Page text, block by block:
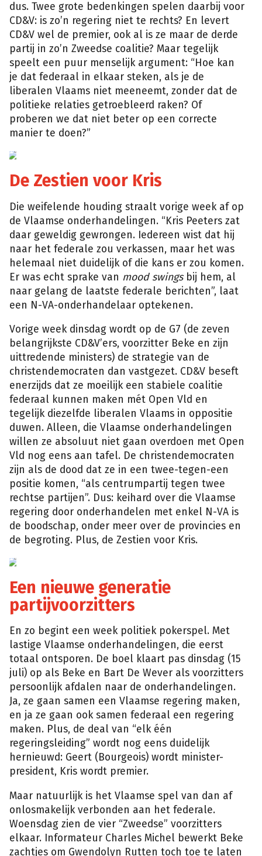
dus. Twee grote bedenkingen spelen daarbij voor
CD&V: is zo’n regering niet te rechts? En levert
CD&V wel de premier, ook al is ze maar de derde
partij in zo’n Zweedse coalitie? Maar tegelijk
speelt een puur menselijk argument: “Hoe kan
je dat federaal in elkaar steken, als je de
liberalen Vlaams niet meeneemt, zonder dat de
politieke relaties getroebleerd raken? Of
proberen we dat niet beter op een correcte
manier te doen?”
Dieter
Telemans/ID
De Zestien voor Kris
Die weifelende houding straalt vorige week af op
de Vlaamse onderhandelingen. “Kris Peeters zat
daar geweldig gewrongen. Iedereen wist dat hij
naar het federale zou verkassen, maar het was
helemaal niet duidelijk of die kans er zou komen.
Er was echt sprake van mood swingsbij hem, al
naar gelang de laatste federale berichten”, laat
een N-VA-onderhandelaar optekenen.
Vorige week dinsdag wordt op de G7 (de zeven
belangrijkste CD&V’ers, voorzitter Beke en zijn
uittredende ministers) de strategie van de
christendemocraten dan vastgezet. CD&V beseft
enerzijds dat ze moeilijk een stabiele coalitie
federaal kunnen maken mét Open Vld en
tegelijk diezelfde liberalen Vlaams in oppositie
duwen. Alleen, die Vlaamse onderhandelingen
willen ze absoluut niet gaan overdoen met Open
Vld nog eens aan tafel. De christendemocraten
zijn als de dood dat ze in een twee-tegen-een
positie komen, “als centrumpartij tegen twee
rechtse partijen”. Dus: keihard over die Vlaamse
regering door onderhandelen met enkel N-VA is
de boodschap, onder meer over de provincies en
de begroting. Plus, de Zestien voor Kris.
Wikipedia
Een nieuwe generatie
partijvoorzitters
En zo begint een week politiek pokerspel. Met
lastige Vlaamse onderhandelingen, die eerst
totaal ontsporen. De boel klaart pas dinsdag (15
juli) op als Beke en Bart De Wever als voorzitters
persoonlijk afdalen naar de onderhandelingen.
Ja, ze gaan samen een Vlaamse regering maken,
en ja ze gaan ook samen federaal een regering
maken. Plus, de deal van “elk één
regeringsleiding” wordt nog eens duidelijk
hernieuwd: Geert (Bourgeois) wordt minister-
president, Kris wordt premier.
Maar natuurlijk is het Vlaamse spel van dan af
onlosmakelijk verbonden aan het federale.
Woensdag zien de vier “Zweedse” voorzitters
elkaar. Informateur Charles Michel bewerkt Beke
zachtjes om Gwendolyn Rutten toch toe te laten